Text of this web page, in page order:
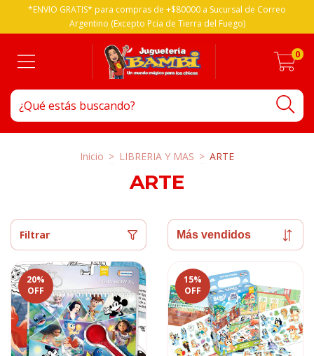
*ENVIO GRATIS* para compras de +$80000 a Sucursal de Correo
Argentino (Excepto Pcia de Tierra del Fuego)
0
Inicio > LIBRERIA Y MAS > ARTE
ARTE
Filtrar
20%
OFF
15%
OFF